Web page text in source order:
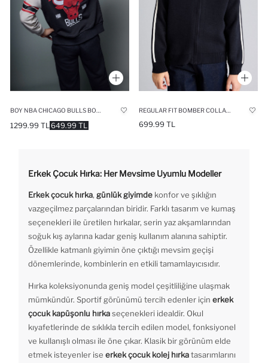
649.99 TL
1299.99 TL 699.99 TL
Erkek Çocuk Hırka: Her Mevsime Uyumlu Modeller
Erkek çocuk hırka, günlük giyimde konfor ve şıklığın
vazgeçilmez parçalarından biridir. Farklı tasarım ve kumaş
seçenekleri ile üretilen hırkalar, serin yaz akşamlarından
soğuk kış aylarına kadar geniş kullanım alanına sahiptir.
Özellikle katmanlı giyimin öne çıktığı mevsim geçişi
dönemlerinde, kombinlerin en etkili tamamlayıcısıdır.
Hırka koleksiyonunda geniş model çeşitliliğine ulaşmak
mümkündür. Sportif görünümü tercih edenler için erkek
çocuk kapüşonlu hırkaseçenekleri idealdir. Okul
kıyafetlerinde de sıklıkla tercih edilen model, fonksiyonel
ve kullanışlı olması ile öne çıkar. Klasik bir görünüm elde
etmek isteyenler ise erkek çocuk kolej hırkatasarımlarını